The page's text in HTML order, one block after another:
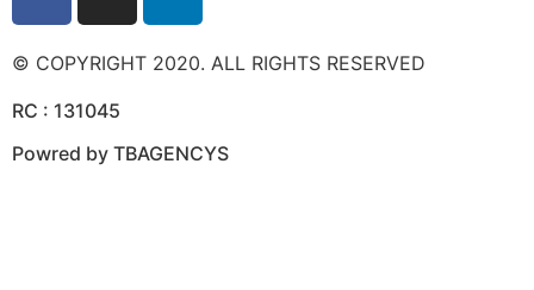
© COPYRIGHT 2020. ALL RIGHTS RESERVED
RC : 131045
Powred by TBAGENCYS